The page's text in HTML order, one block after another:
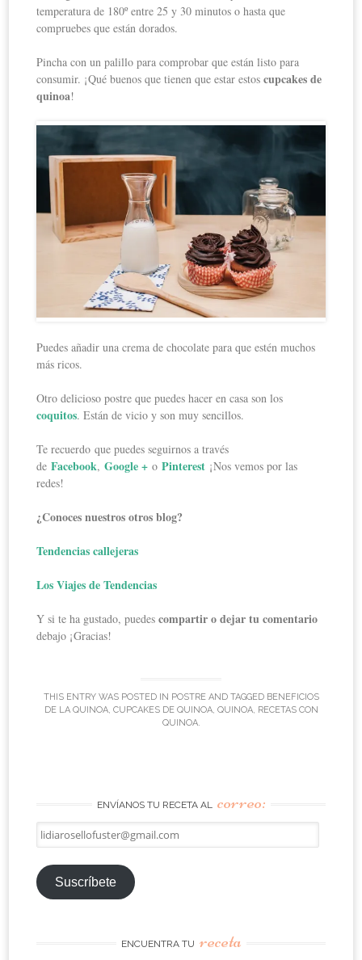
temperatura de 180º entre 25 y 30 minutos o hasta que
compruebes que están dorados.
Pincha con un palillo para comprobar que están listo para
consumir. ¡Qué buenos que tienen que estar estoscupcakes de
quinoa!
Puedes añadir una crema de chocolate para que estén muchos
más ricos.
Otro delicioso postre que puedes hacer en casa son los
coquitos. Están de vicio y son muy sencillos.
Te recuerdo que puedes seguirnos a través
deFacebook,Google + oPinterest ¡Nos vemos por las
redes!
¿Conoces nuestros otros blog?
Tendencias callejeras
Los Viajes de Tendencias
Y si te ha gustado, puedescompartir o dejar tu comentario
debajo ¡Gracias!
THIS ENTRY WAS POSTED IN POSTREAND TAGGED BENEFICIOS
DE LA QUINOA, CUPCAKES DE QUINOA, QUINOA, RECETAS CON
QUINOA.
ENVÍANOS TU RECETA AL correo:
lidiarosellofuster@gmail.com
Suscríbete
ENCUENTRA TU receta